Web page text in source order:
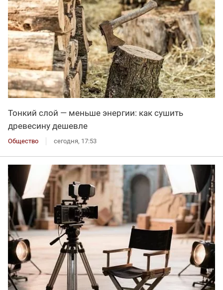
Тонкий слой — меньше энергии: как сушить
древесину дешевле
Общество сегодня, 17:53